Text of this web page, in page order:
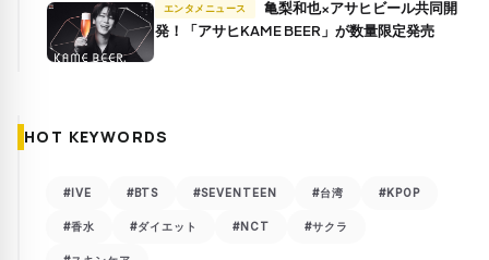
エンタメニュース
発！「アサヒKAME BEER」が数量限定発売
HOT KEYWORDS
#IVE #BTS #SEVENTEEN #台湾 #KPOP
#香水 #ダイエット #NCT #サクラ